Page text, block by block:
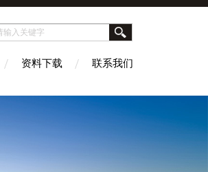
资料下载 联系我们